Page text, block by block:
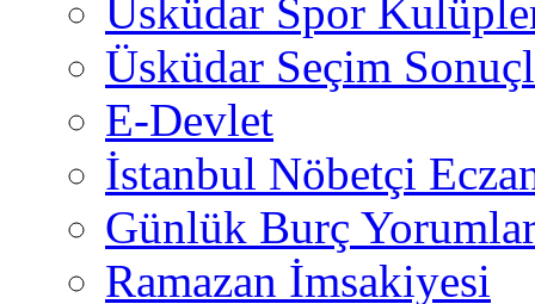
Üsküdar Spor
Üsküdar Seçim
E-Devlet
İstanbul Nöbetçi
Günlük Burç
Ramazan İmsakiyesi